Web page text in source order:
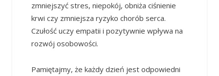
zmniejszyć stres, niepokój, obniża ciśnienie
krwi czy zmniejsza ryzyko chorób serca.
Czułość uczy empatii i pozytywnie wpływa na
rozwój osobowości.
Pamiętajmy, że każdy dzień jest odpowiedni